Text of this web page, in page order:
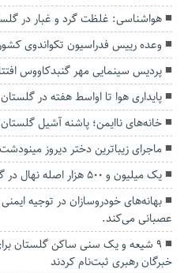
هواشناسی: غلظت گرد و غبار در
وعده رییس فدراسیون تکواندوی
پردیس سینمایی مهر گنبدکاووس
پایداری هوا تا اواسط هفته در گلستان
خانه‌های ناایمن؛ پاشنه آشیل
ماجرای زیباترین دختر دیروز
یک میلیون و ۵۰۰ هزار اصله نهال در گلستان کاشته شد
بهانه‌های خودروسازان در توجیه
عصبانی می‌کند.
۹ شیعه و یک سنی ساکن گلستان
خبرگان رهبری ثبت‌نام کردند